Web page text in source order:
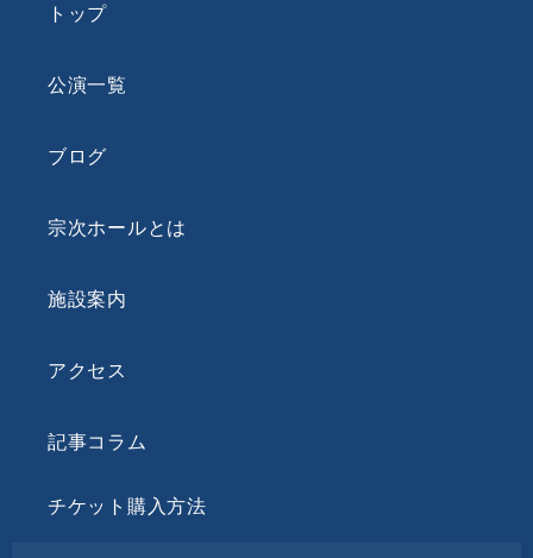
トップ
公演一覧
ブログ
宗次ホールとは
施設案内
アクセス
記事コラム
チケット購入方法